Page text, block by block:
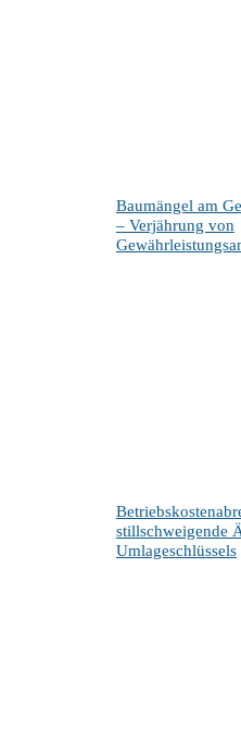
Baumängel am
– Verjährung von
stillschweigende
Umlageschlüssels